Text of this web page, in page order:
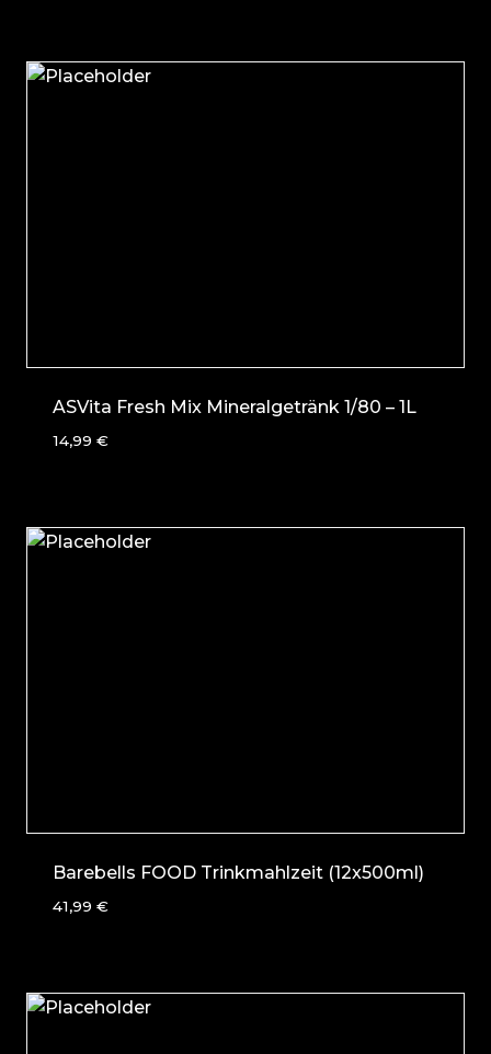
ASVita Fresh Mix Mineralgetränk 1/80 – 1L
14,99 €
Barebells FOOD Trinkmahlzeit (12x500ml)
41,99 €